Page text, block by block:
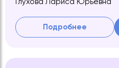
Подробнее